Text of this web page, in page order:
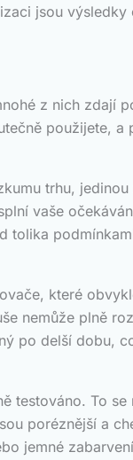
jsou
z nich zdají
použijete,
trhu,
vaše
tolika
které
nemůže plně
po delší dobu,
testováno. To
poréznější a
jemné